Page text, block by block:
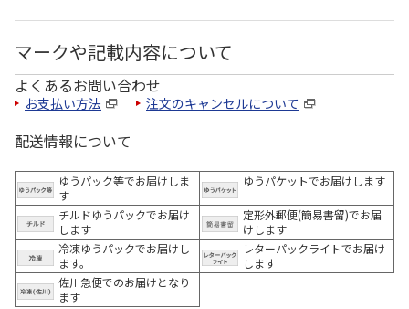
マークや記載内容について
よくあるお問い合わせ
お支払い方法 注文のキャンセルについて
配送情報について
ゆうパック等でお届けしま
す
ゆうパケットでお届けします
チルドゆうパックでお届け
します
定形外郵便(簡易書留)でお届
けします
冷凍ゆうパックでお届けし
ます。
レターパックライトでお届け
します
佐川急便でのお届けとなり
ます